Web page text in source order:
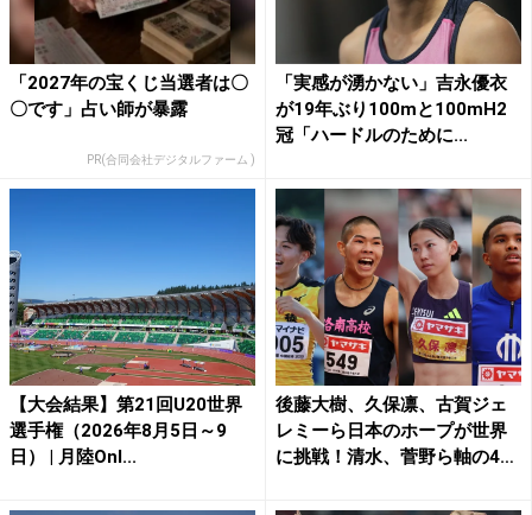
「2027年の宝くじ当選者は〇
〇です」占い師が暴露
PR(合同会社デジタルファーム )
「実感が湧かない」吉永優衣
が19年ぶり100mと100mH2
冠「ハードルのために...
【大会結果】第21回U20世界
選手権（2026年8月5日～9
日） | 月陸Onl...
後藤大樹、久保凛、古賀ジェ
レミーら日本のホープが世界
に挑戦！清水、菅野ら軸の4